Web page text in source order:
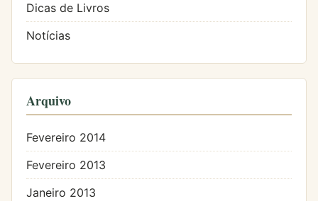
Dicas de Livros
Notícias
Arquivo
Fevereiro 2014
Fevereiro 2013
Janeiro 2013